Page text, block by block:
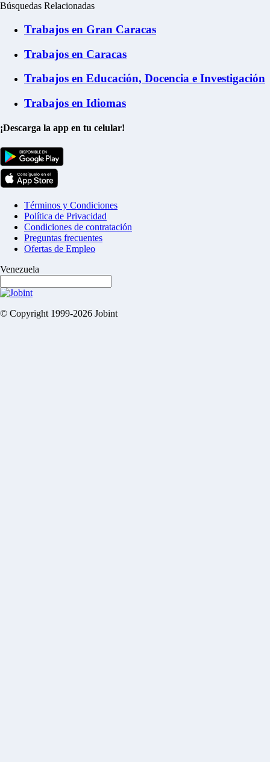
Búsquedas Relacionadas
Trabajos en Gran Caracas
Trabajos en Caracas
Trabajos en Educación, Docencia e Investigación
Trabajos en Idiomas
¡Descarga la app en tu celular!
Términos y Condiciones
Política de Privacidad
Condiciones de contratación
Preguntas frecuentes
Ofertas de Empleo
Venezuela
© Copyright 1999-2026 Jobint